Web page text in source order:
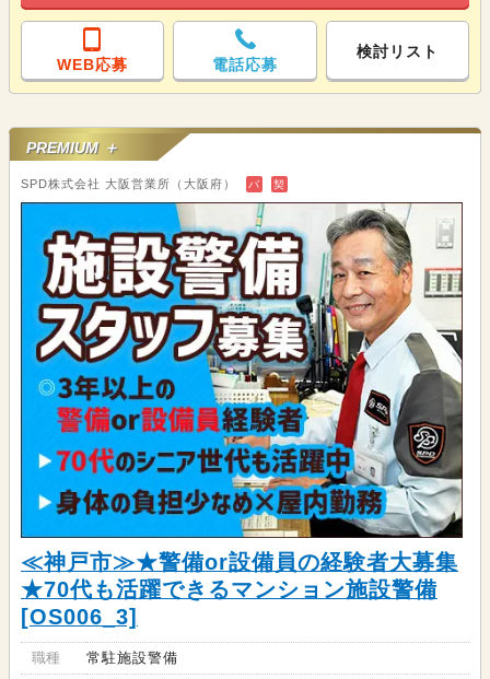
WEB応募 電話応募
検討リスト
PREMIUM ＋
SPD株式会社 大阪営業所（大阪府） バ 契
≪神戸市≫★警備or設備員の経験者大募集
★70代も活躍できるマンション施設警備
[OS006_3]
職種 常駐施設警備